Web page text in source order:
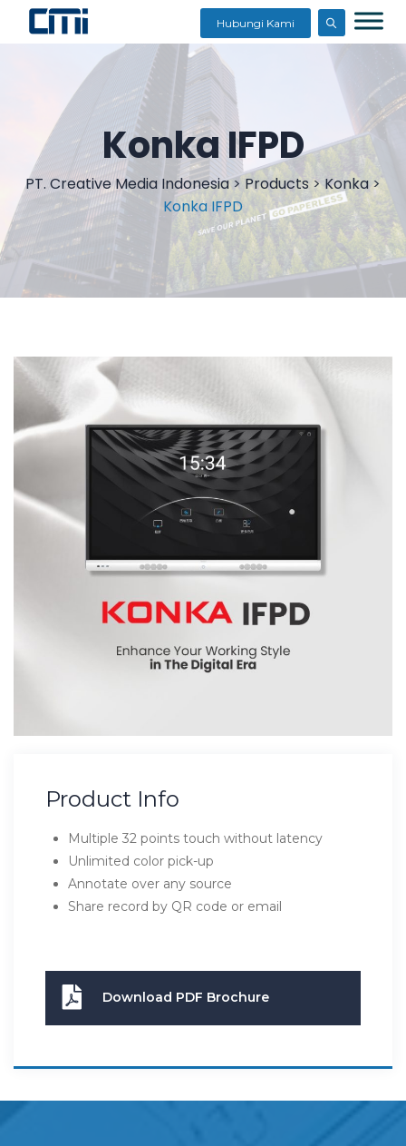
Hubungi Kami
Konka IFPD
PT. Creative Media Indonesia> Products >Konka >
Konka IFPD
Product Info
Multiple 32 points touch without latency
Unlimited color pick-up
Annotate over any source
Share record by QR code or email
Download PDF Brochure